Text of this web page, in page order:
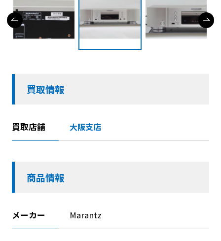
買取情報
買取店舗 大阪支店
商品情報
メーカー Marantz